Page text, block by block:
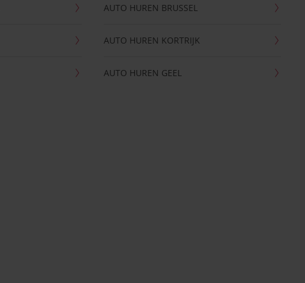
AUTO HUREN BRUSSEL
AUTO HUREN KORTRIJK
AUTO HUREN GEEL